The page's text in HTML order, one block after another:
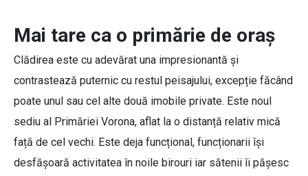
Mai tare ca o primărie de oraș
Clădirea este cu adevărat una impresionantă și
contrastează puternic cu restul peisajului, excepție făcând
poate unul sau cel alte două imobile private. Este noul
sediu al Primăriei Vorona, aflat la o distanță relativ mică
față de cel vechi. Este deja funcțional, funcționarii își
desfășoară activitatea în noile birouri iar sătenii îi pășesc